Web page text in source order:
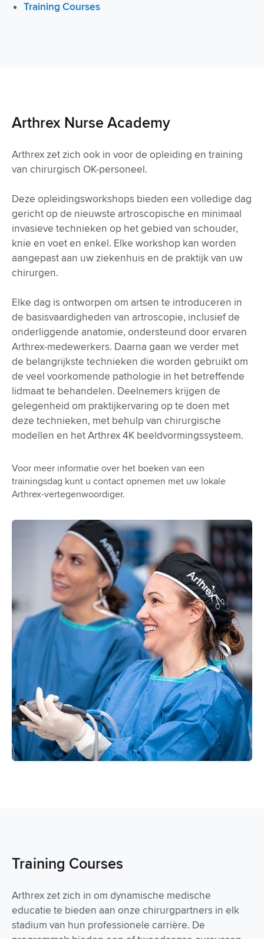
Training Courses
Arthrex Nurse Academy
Arthrex zet zich ook in voor de opleiding en training
van chirurgisch OK-personeel.
Deze opleidingsworkshops bieden een volledige dag
gericht op de nieuwste artroscopische en minimaal
invasieve technieken op het gebied van schouder,
knie en voet en enkel. Elke workshop kan worden
aangepast aan uw ziekenhuis en de praktijk van uw
chirurgen.
Elke dag is ontworpen om artsen te introduceren in
de basisvaardigheden van artroscopie, inclusief de
onderliggende anatomie, ondersteund door ervaren
Arthrex-medewerkers. Daarna gaan we verder met
de belangrijkste technieken die worden gebruikt om
de veel voorkomende pathologie in het betreffende
lidmaat te behandelen. Deelnemers krijgen de
gelegenheid om praktijkervaring op te doen met
deze technieken, met behulp van chirurgische
modellen en het Arthrex 4K beeldvormingssysteem.
Voor meer informatie over het boeken van een
trainingsdag kunt u contact opnemen met uw lokale
Arthrex-vertegenwoordiger.
Training Courses
Arthrex zet zich in om dynamische medische
educatie te bieden aan onze chirurgpartners in elk
stadium van hun professionele carrière. De